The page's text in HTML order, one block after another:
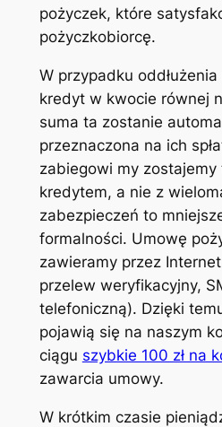
pożyczek, które
pożyczkobiorcę.
W przypadku
kredyt w kwocie równej
suma ta zostanie
przeznaczona na ich
zabiegowi my zostajemy
kredytem, a nie z
zabezpieczeń to
formalności. Umowę
zawieramy przez
przelew weryfikacyjny,
telefoniczną). Dzięki
pojawią się na naszym
ciągu szybkie 100 zł na
zawarcia umowy.
W krótkim czasie